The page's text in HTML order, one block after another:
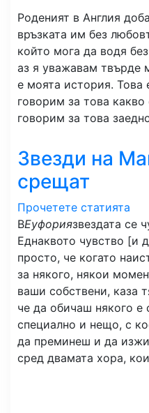
Роденият в Англия
връзката им без
който мога да водя
аз я уважавам твърде
е моята история.
говорим за това
говорим за това
Звезди на
срещат
Прочетете статията
ВЕуфориязвездата се
Еднаквото чувство [и
просто, че когато
за някого, някои
ваши собствени, каза
че да обичаш някого
специално и нещо, с
да преминеш и да
сред двамата хора,